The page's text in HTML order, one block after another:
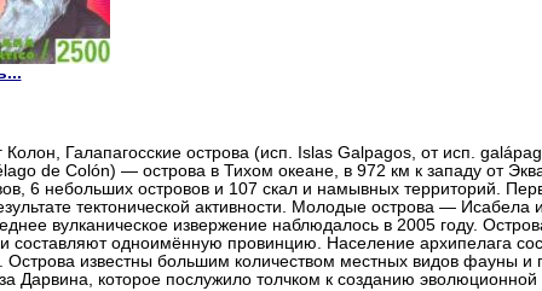
Колон, Галапагосские острова (исп. Islas Galpagos, от исп.
de Colón) — острова в Тихом океане, в 972 км к западу от
6 небольших островов и 107 скал и намывных территорий.
тектонической активности. Молодые острова —
вулканическое извержение наблюдалось в 2005 году.
и составляют одноимённую провинцию. Население архипелага
известны большим количеством местных видов фауны и
Дарвина, которое послужило толчком к созданию